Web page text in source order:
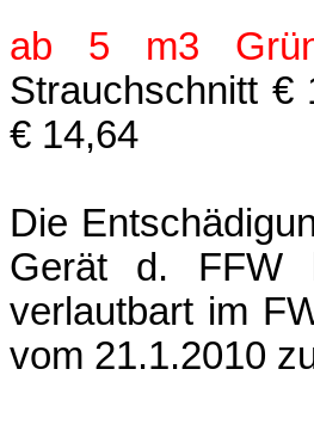
ab 5 m3
Strauchschnitt €
€ 14,64
Die
Gerät d. FFW
verlautbart im
vom 21.1.2010